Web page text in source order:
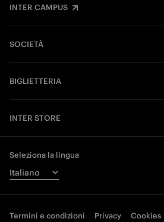
INTER CAMPUS
SOCIETÀ
BIGLIETTERIA
INTER STORE
Seleziona la lingua
Termini e condizioni Privacy Cookies